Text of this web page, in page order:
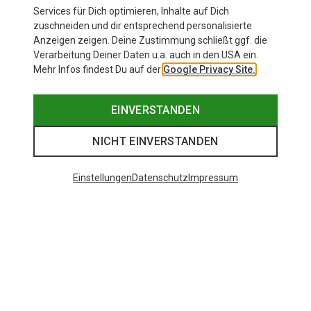
Services für Dich optimieren, Inhalte auf Dich
zuschneiden und dir entsprechend personalisierte
Anzeigen zeigen. Deine Zustimmung schließt ggf. die
Verarbeitung Deiner Daten u.a. auch in den USA ein.
Mehr Infos findest Du auf der Google Privacy Site.
EINVERSTANDEN
NICHT EINVERSTANDEN
EinstellungenDatenschutz Impressum